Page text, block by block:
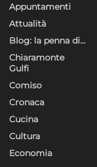
Appuntamenti
Attualità
Blog: la penna di…
Chiaramonte
Gulfi
Comiso
Cronaca
Cucina
Cultura
Economia